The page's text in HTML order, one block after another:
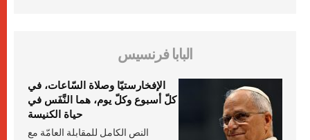
البابا فرنسيس
الإفخارستيّا وصلاة السّاعات، في
كلّ أسبوع وكلّ يوم، هما النَّفَس في
حياة الكنيسة
النص الكامل للمقابلة العامّة مع